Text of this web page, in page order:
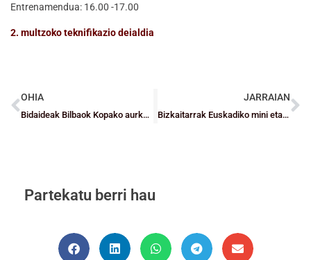
Entrenamendua: 16.00 -17.00
2. multzoko teknifikazio deialdia
OHIA
Bidaideak Bilbaok Kopako aurkaria ezagutzen du jada
JARRAIAN
Bizkaitarrak Euskadiko mini eta haur kategoriako selekzioetan kontsolidatu dira
Partekatu berri hau